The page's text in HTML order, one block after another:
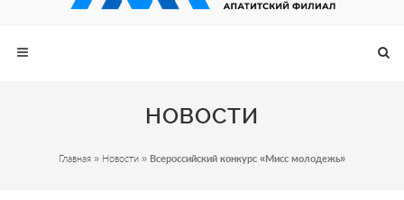
НОВОСТИ
Главная » Новости » Всероссийский конкурс «Мисс молодежь»